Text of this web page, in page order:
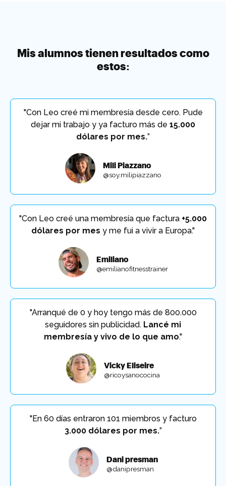
Mis alumnos tienen resultados como
estos:
"Con Leo creé mi membresía desde cero. Pude
dejar mi trabajo y ya facturo más de 15.000
dólares por mes.”
Mili Piazzano
@soy.milipiazzano
"Con Leo creé una membresía que factura +5.000
dólares por mes y me fui a vivir a Europa."
Emiliano
@emilianofitnesstrainer
"Arranqué de 0 y hoy tengo más de 800.000
seguidores sin publicidad. Lancé mi
membresía y vivo de lo que amo."
Vicky Eliseire
@ricoysanococina
"En 60 días entraron 101 miembros y facturo
3.000 dólares por mes.”
Dani presman
@danipresman